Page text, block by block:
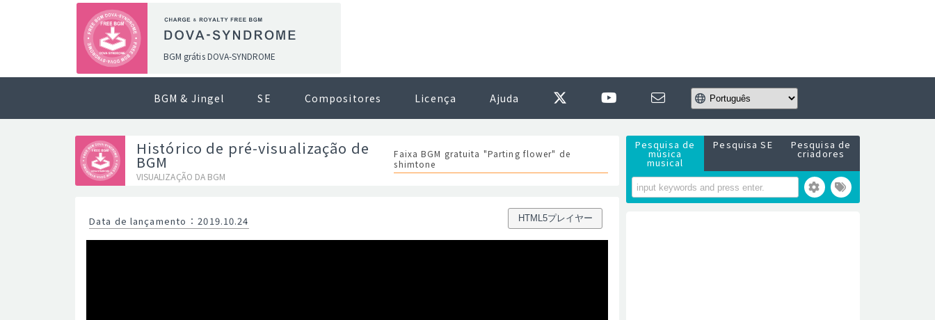
BGM grátis DOVA-SYNDROME
BGM & Jingel SE Compositores Licença Ajuda
Histórico de pré-visualização de
BGM
VISUALIZAÇÃO DA BGM
Faixa BGM gratuita "Parting flower" de
shimtone
Data de lançamento ： 2019.10.24 HTML5プレイヤー
Pesquisa de
música
musical
Pesquisa SE Pesquisa de
criadores